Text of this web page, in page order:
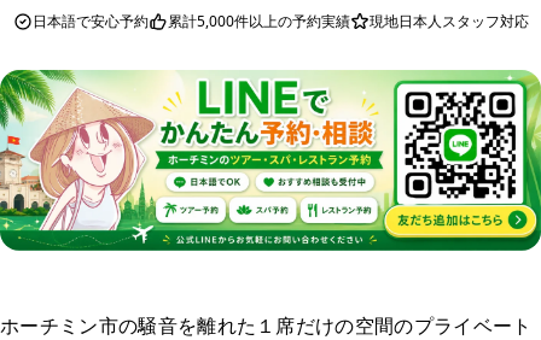
日本語で安心予約 累計5,000件以上の予約実績 現地日本人スタッフ対応
ホーチミン市の騒音を離れた１席だけの空間のプライベート